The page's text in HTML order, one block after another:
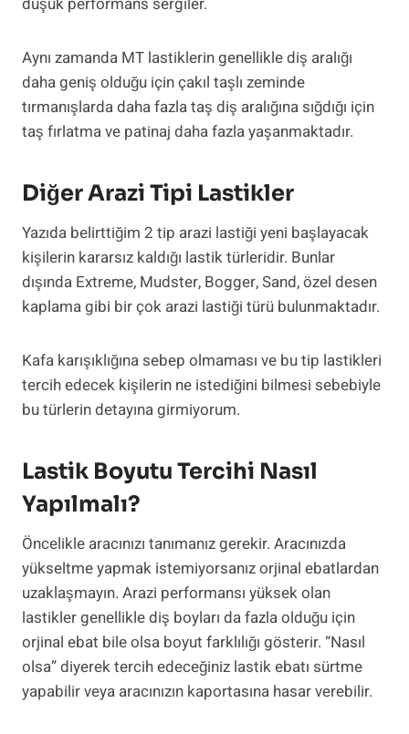
Aynı zamanda MT lastiklerin genellikle diş aralığı
daha geniş olduğu için çakıl taşlı zeminde
tırmanışlarda daha fazla taş diş aralığına sığdığı için
taş fırlatma ve patinaj daha fazla yaşanmaktadır.
Diğer Arazi Tipi Lastikler
Yazıda belirttiğim 2 tip arazi lastiği yeni başlayacak
kişilerin kararsız kaldığı lastik türleridir. Bunlar
dışında Extreme, Mudster, Bogger, Sand, özel desen
kaplama gibi bir çok arazi lastiği türü bulunmaktadır.
Kafa karışıklığına sebep olmaması ve bu tip lastikleri
tercih edecek kişilerin ne istediğini bilmesi sebebiyle
bu türlerin detayına girmiyorum.
Lastik Boyutu Tercihi Nasıl
Yapılmalı?
Öncelikle aracınızı tanımanız gerekir. Aracınızda
yükseltme yapmak istemiyorsanız orjinal ebatlardan
uzaklaşmayın. Arazi performansı yüksek olan
lastikler genellikle diş boyları da fazla olduğu için
orjinal ebat bile olsa boyut farklılığı gösterir. “Nasıl
olsa” diyerek tercih edeceğiniz lastik ebatı sürtme
yapabilir veya aracınızın kaportasına hasar verebilir.